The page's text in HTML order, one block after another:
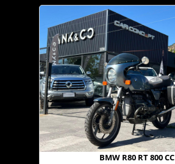
BMW R80 RT 800 CC